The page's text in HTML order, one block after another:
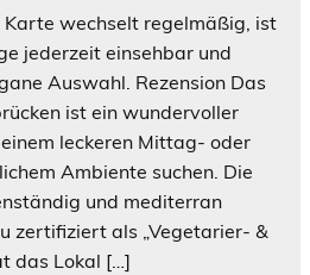
wechselt regelmäßig, ist
jederzeit einsehbar und
Auswahl. Rezension Das
ist ein wundervoller
leckeren Mittag- oder
Ambiente suchen. Die
und mediterran
zertifiziert als „Vegetarier- &
das Lokal […]